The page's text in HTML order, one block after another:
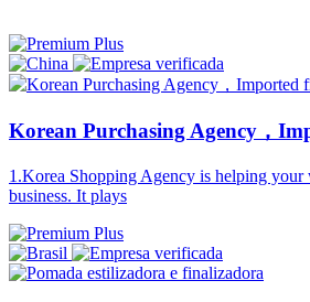
Korean Purchasing Agency，
1.Korea Shopping Agency is helping your
business. It plays